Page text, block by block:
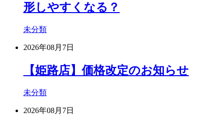
形しやすくなる？
未分類
2026年08月7日
【姫路店】価格改定のお知らせ
未分類
2026年08月7日